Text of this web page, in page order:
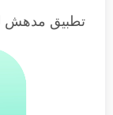
تطبيق مدهش